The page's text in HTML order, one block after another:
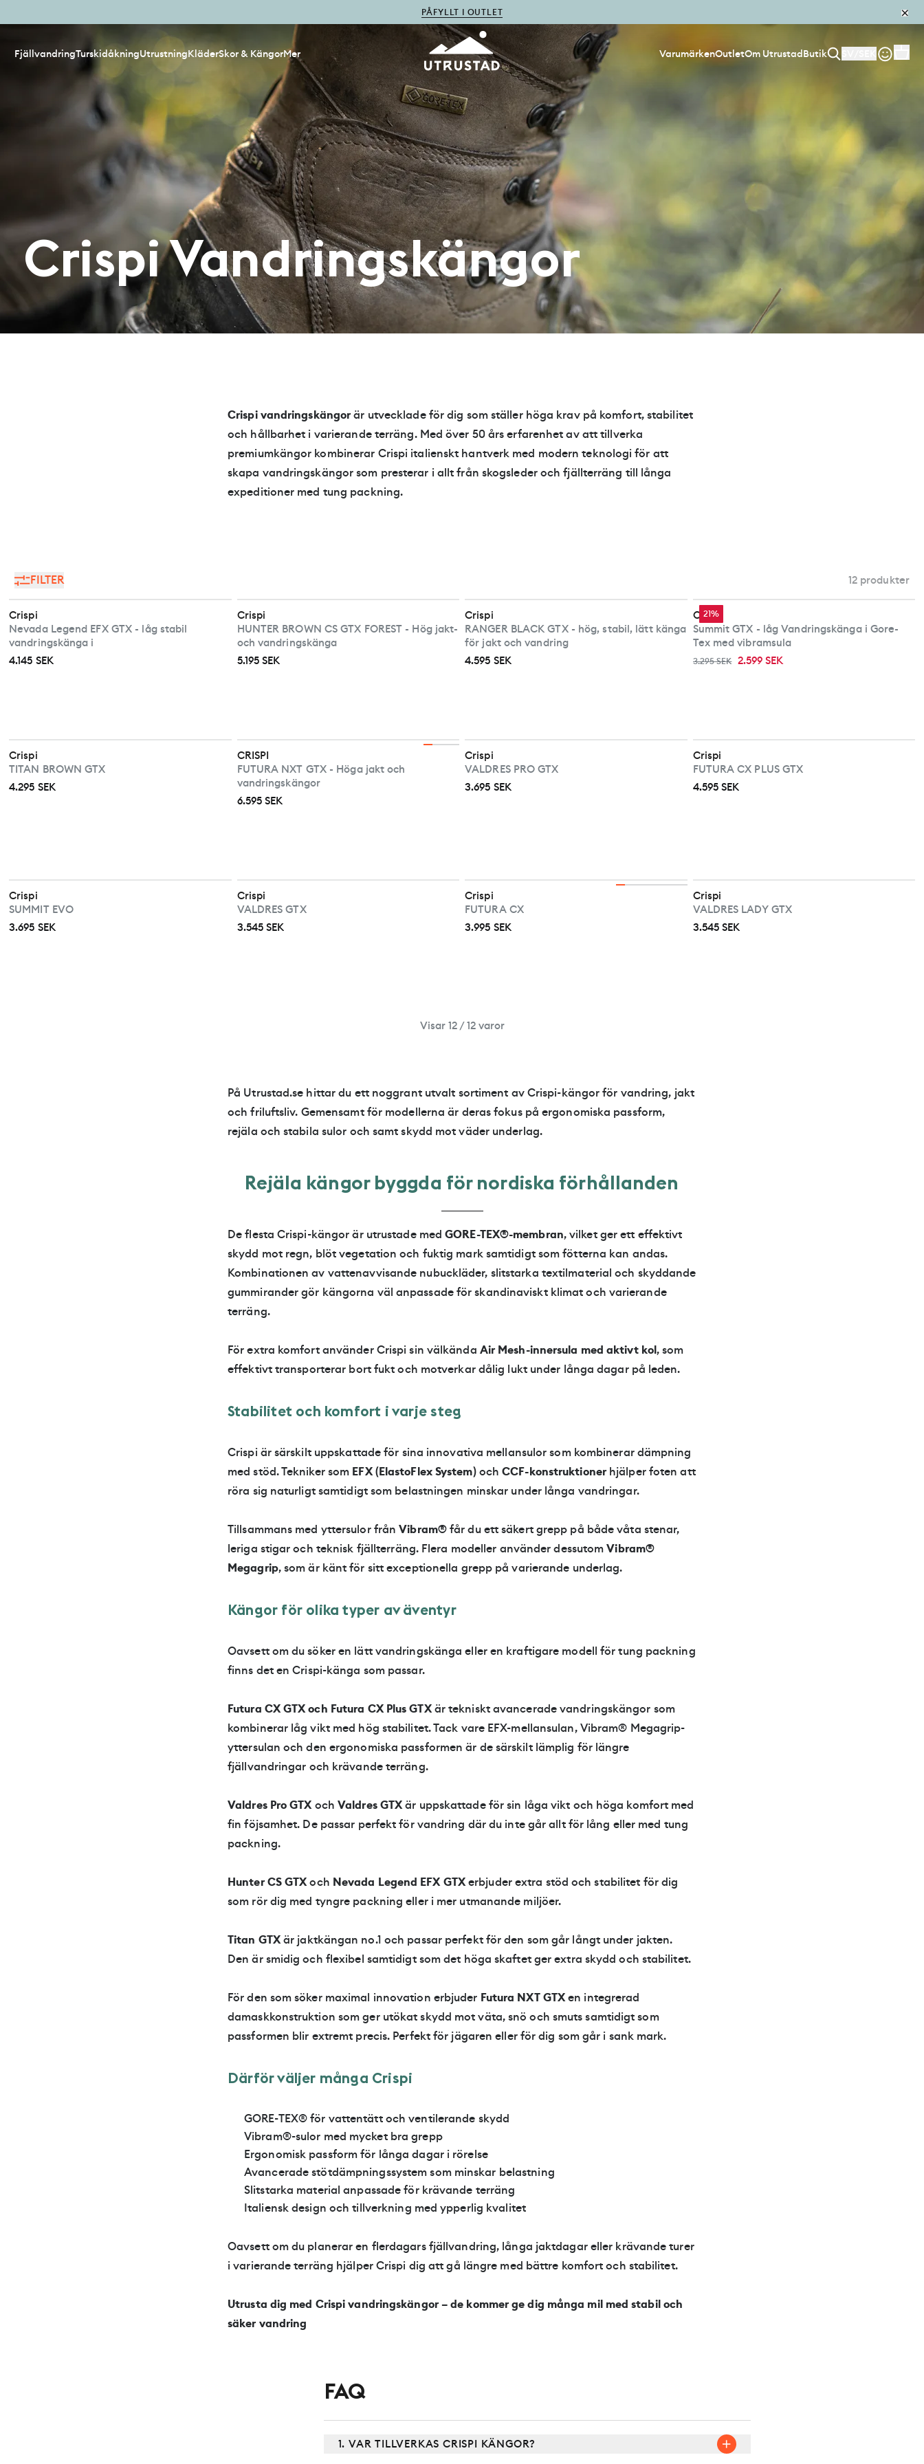
PÅFYLLT I OUTLET
FjällvandringTurskidåkningUtrustningKläderSkor & KängorMer VarumärkenOutletOm UtrustadButik
Crispi Vandringskängor
Crispi vandringskängorär utvecklade för dig som ställer höga krav på komfort, stabilitet
och hållbarhet i varierande terräng. Med över 50 års erfarenhet av att tillverka
premiumkängor kombinerar Crispi italienskt hantverk med modern teknologi för att
skapa vandringskängor som presterar i allt från skogsleder och fjällterräng till långa
expeditioner med tung packning.
FILTER 12 produkter
Crispi
Nevada Legend EFX GTX - låg stabil
vandringskänga i
4.145 SEK
Crispi
HUNTER BROWN CS GTX FOREST - Hög jakt-
och vandringskänga
5.195 SEK
Crispi
RANGER BLACK GTX - hög, stabil, lätt känga
för jakt och vandring
4.595 SEK
21%
Crispi
Summit GTX - låg Vandringskänga i Gore-
Tex med vibramsula
3.295 SEK 2.599 SEK
Crispi
TITAN BROWN GTX
4.295 SEK
CRISPI
FUTURA NXT GTX - Höga jakt och
vandringskängor
6.595 SEK
Crispi
VALDRES PRO GTX
3.695 SEK
Crispi
FUTURA CX PLUS GTX
4.595 SEK
Crispi
SUMMIT EVO
3.695 SEK
Crispi
VALDRES GTX
3.545 SEK
Crispi
FUTURA CX
3.995 SEK
Crispi
VALDRES LADY GTX
3.545 SEK
Visar 12 / 12 varor
På Utrustad.se hittar du ett noggrant utvalt sortiment av Crispi-kängor för vandring, jakt
och friluftsliv. Gemensamt för modellerna är deras fokus på ergonomiska passform,
rejäla och stabila sulor och samt skydd mot väder underlag.
Rejäla kängor byggda för nordiska förhållanden
De flesta Crispi-kängor är utrustade medGORE-TEX®-membran, vilket ger ett effektivt
skydd mot regn, blöt vegetation och fuktig mark samtidigt som fötterna kan andas.
Kombinationen av vattenavvisande nubuckläder, slitstarka textilmaterial och skyddande
gummirander gör kängorna väl anpassade för skandinaviskt klimat och varierande
terräng.
För extra komfort använder Crispi sin välkända Air Mesh-innersula med aktivt kol, som
effektivt transporterar bort fukt och motverkar dålig lukt under långa dagar på leden.
Stabilitet och komfort ivarjesteg
Crispi är särskilt uppskattade för sina innovativa mellansulor som kombinerar dämpning
med stöd. Tekniker som EFX (ElastoFlex System)ochCCF-konstruktionerhjälper foten att
röra sig naturligt samtidigt som belastningen minskar under långa vandringar.
Tillsammans med yttersulor frånVibram®får du ett säkert grepp på både våta stenar,
leriga stigar och teknisk fjällterräng. Flera modeller använder dessutomVibram®
Megagrip, som är känt för sitt exceptionella grepp på varierande underlag.
Kängor för olika typer av äventyr
Oavsett om du söker en lätt vandringskänga eller en kraftigare modell för tung packning
finns det en Crispi-känga som passar.
Futura CX GTX och Futura CX Plus GTXär tekniskt avancerade vandringskängor som
kombinerar låg vikt med hög stabilitet. Tack vare EFX-mellansulan, Vibram® Megagrip-
yttersulan och den ergonomiska passformen är de särskilt lämplig för längre
fjällvandringar och krävande terräng.
Valdres Pro GTXoch Valdres GTXär uppskattade för sin låga vikt och höga komfort med
fin föjsamhet. De passar perfekt för vandring där du inte går allt för lång eller med tung
packning.
Hunter CS GTXoch Nevada Legend EFX GTXerbjuder extra stöd och stabilitet för dig
som rör dig med tyngre packning eller i mer utmanande miljöer.
Titan GTXär jaktkängan no.1 och passar perfekt för den som går långt under jakten.
Den är smidig och flexibel samtidigt som det höga skaftet ger extra skydd och stabilitet.
För den som söker maximal innovation erbjuder Futura NXT GTXen integrerad
damaskkonstruktion som ger utökat skydd mot väta, snö och smuts samtidigt som
passformen blir extremt precis. Perfekt för jägaren eller för dig som går i sank mark.
Därförväljer många Crispi
GORE-TEX®för vattentätt och ventilerande skydd
Vibram®-sulor med mycket bra grepp
Ergonomisk passformför långa dagar i rörelse
Avancerade stötdämpningssystem som minskar belastning
Slitstarka material anpassade för krävande terräng
Italienskdesign och tillverkning med ypperlig kvalitet
Oavsett om du planerar en flerdagars fjällvandring, långa jaktdagar eller krävande turer
i varierande terräng hjälper Crispi dig att gå längre med bättre komfort och stabilitet.
Utrusta dig med Crispi vandringskängor – de kommer ge dig många mil med stabil och
säker vandring
FAQ
1. VAR TILLVERKAS CRISPI KÄNGOR?